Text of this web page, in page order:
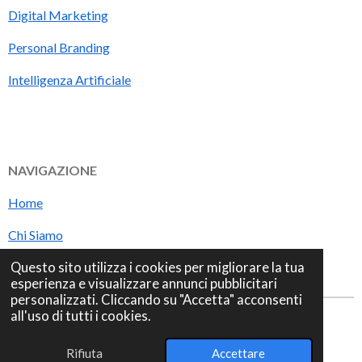
Questo sito utilizza i cookies per migliorare la tua
esperienza e visualizzare annunci pubblicitari
personalizzati. Cliccando su "Accetta" acconsenti
all'uso di tutti i cookies.
Rifiuta Accettare
Digital Marketing
Personal Branding
Intelligenza Artificiale
NAVIGAZIONE
Home
Chi Siamo
Blog
© 2025 ML FREELANCE P. iva 02570670998